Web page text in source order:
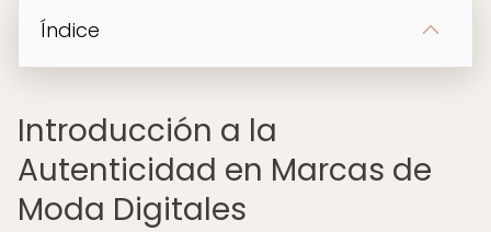
Índice
Introducción a la
Autenticidad en Marcas de
Moda Digitales